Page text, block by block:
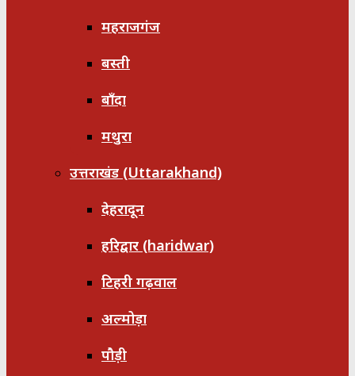
महराजगंज
बस्ती
बाँदा
मथुरा
उत्तराखंड (Uttarakhand)
देहरादून
हरिद्वार (haridwar)
टिहरी गढ़वाल
अल्मोड़ा
पौड़ी